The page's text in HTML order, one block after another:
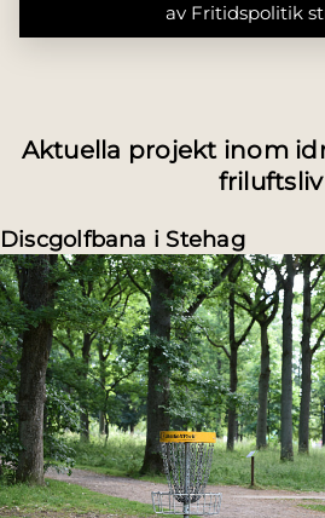
av Fritidspolitik
Aktuella projekt inom
friluftsliv
Discgolfbana i Stehag